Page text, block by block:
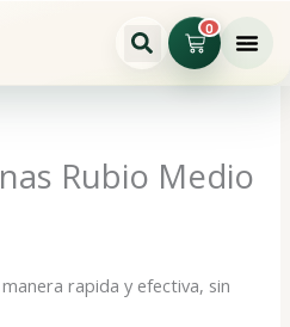
0
Cart
Rubio Medio
rapida y efectiva, sin